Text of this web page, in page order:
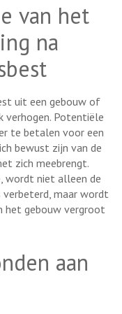
van het
na
uit een gebouw of
verhogen. Potentiële
te betalen voor een
bewust zijn van de
zich meebrengt.
wordt niet alleen de
verbeterd, maar wordt
het gebouw vergroot
aan